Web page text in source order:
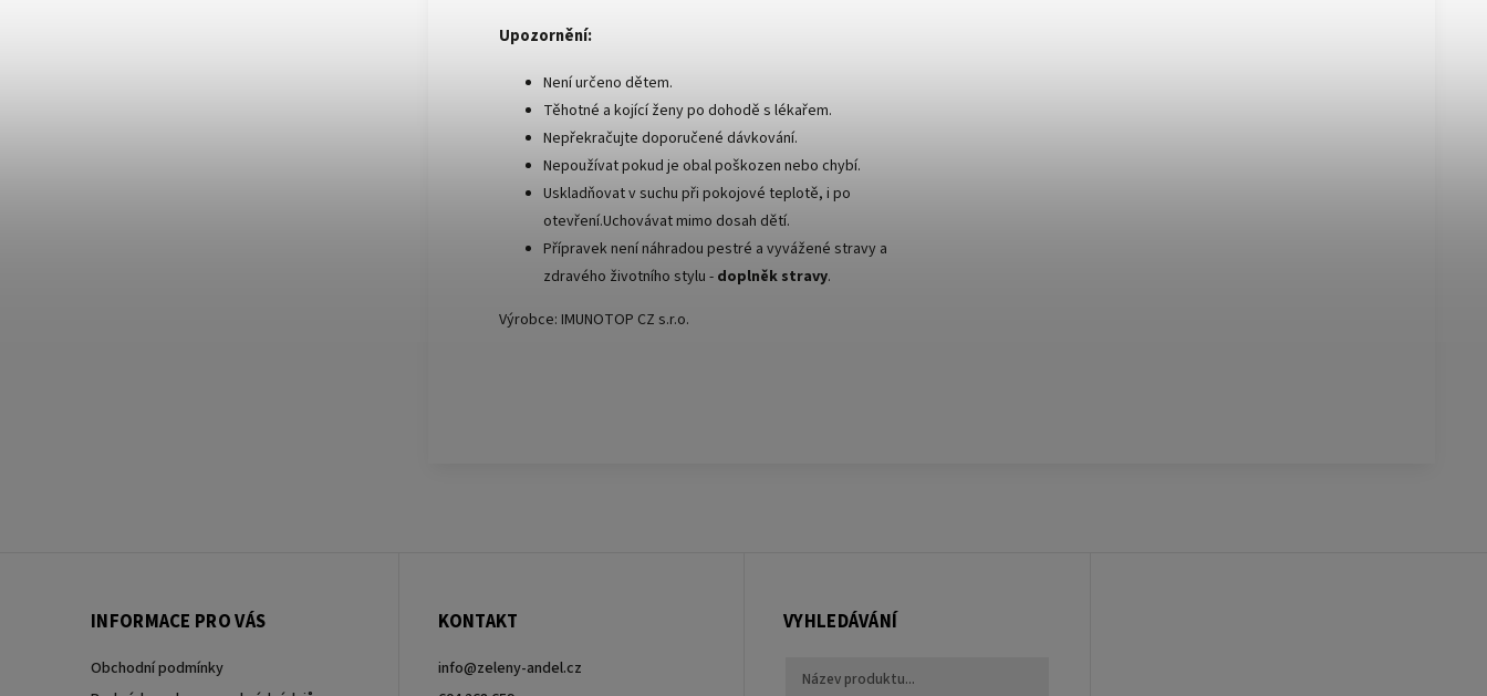
Upozornění:
Není určeno dětem.
Těhotné a kojící ženy po dohodě s lékařem.
Nepřekračujte doporučené dávkování.
Nepoužívat pokud je obal poškozen nebo chybí.
Uskladňovat v suchu při pokojové teplotě, i po
otevření.Uchovávat mimo dosah dětí.
Přípravek není náhradou pestré a vyvážené stravy a
zdravého životního stylu - doplněk stravy.
Výrobce: IMUNOTOP CZ s.r.o.
INFORMACE PRO VÁS
Obchodní podmínky
KONTAKT
info@zeleny-andel.cz
VYHLEDÁVÁNÍ